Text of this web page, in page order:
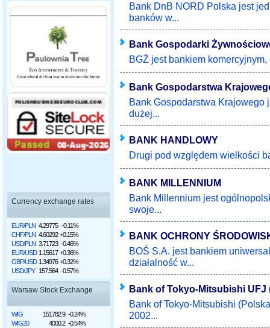
Currency exchange rates
EUR/PLN 4.29775 -0.11%
CHF/PLN 4.60292 +0.15%
USD/PLN 3.71723 -0.46%
EUR/USD 1.15617 +0.36%
GBP/USD 1.34976 +0.32%
USD/JPY 157.564 -0.57%
Warsaw Stock Exchange
WIG 151782.9 -0.24%
WIG20
4000.2 -0.54%
Bank DnB NORD Polska jest
banków w...
Bank Gospodarki
BGŻ jest bankiem
Bank Gospodarstwa
Bank Gospodarstwa Krajowego
dużej...
BANK HANDLOWY
Drugi pod względem wielkości
BANK MILLENNIUM
Bank Millennium jest
swoje...
BANK OCHRONY
BOŚ S.A. jest bankiem
działalność w...
Bank of Tokyo-Mitsubishi UFJ
Bank of Tokyo-Mitsubishi
2002...